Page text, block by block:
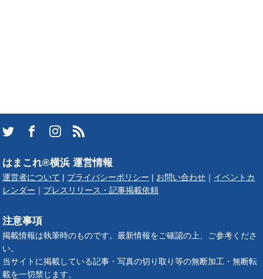
はまこれ®横浜 運営情報
運営者について プライバシーポリシー お問い合わせ
イベントカ
レンダー
プレスリリース・記事掲載依頼
注意事項
掲載情報は執筆時のものです。最新情報をご確認の上、ご参考くださ
い。
当サイトに掲載している記事・写真の切り取り等の無断加工・無断転
載を一切禁じます。